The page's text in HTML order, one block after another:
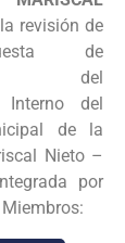
revisión de
de
del
Interno del
de la
Nieto –
por